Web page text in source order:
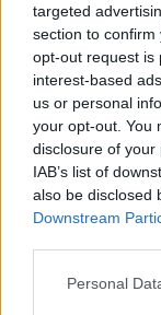
targeted
section to
opt-out request is
interest-based
us or personal
your opt-out. You
disclosure of
IAB’s list of
also be disclosed
Downstream
Personal